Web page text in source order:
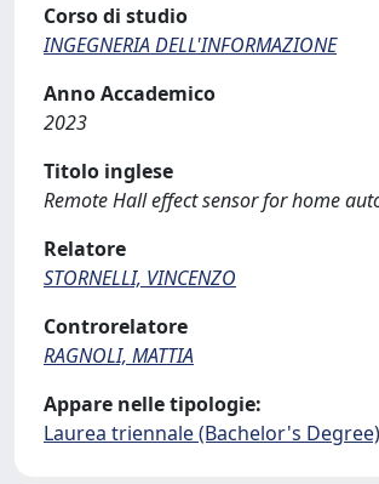
Corso di studio
INGEGNERIA DELL'INFORMAZIONE
Anno Accademico
2023
Titolo inglese
Remote Hall effect sensor for home
Relatore
STORNELLI, VINCENZO
Controrelatore
RAGNOLI, MATTIA
Appare nelle tipologie:
Laurea triennale (Bachelor's Degree)